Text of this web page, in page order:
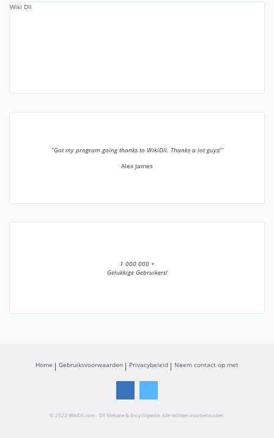
Wiki Dll
”Got my program going thanks to WikiDll. Thanks a lot guys!”
Alex James
1 000 000 +
Gelukkige Gebruikers!
Home Gebruiksvoorwaarden Privacybeleid Neem contact op met
© 2023 WikiDll.com - Dll Filebase & Encyclopedie. Alle rechten voorbehouden.